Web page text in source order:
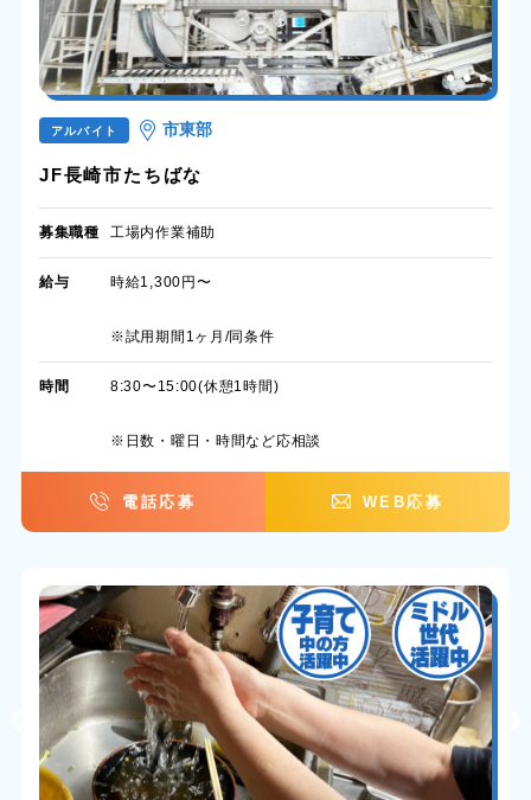
アルバイト 市東部
JF長崎市たちばな
募集職種 工場内作業補助
給与 時給1,300円〜
※試用期間1ヶ月/同条件
時間 8:30〜15:00(休憩1時間)
※日数・曜日・時間など応相談
電話応募 WEB応募